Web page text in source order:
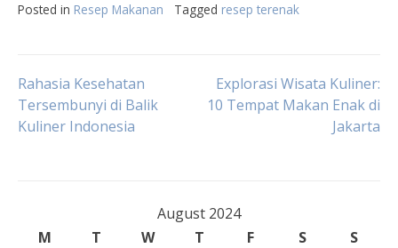
Posted in Resep Makanan Tagged resep terenak
Post
navigation
Rahasia Kesehatan
Tersembunyi di Balik
Kuliner Indonesia
Explorasi Wisata Kuliner:
10 Tempat Makan Enak di
Jakarta
August 2024
M
T W T F S
S